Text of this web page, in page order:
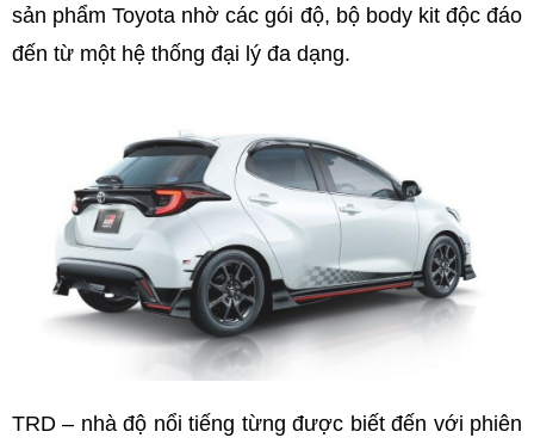
sản phẩm Toyota nhờ các gói độ, bộ body kit độc đáo
đến từ một hệ thống đại lý đa dạng.
TRD – nhà độ nổi tiếng từng được biết đến với phiên